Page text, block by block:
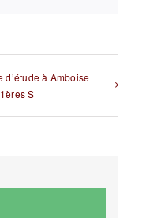
d’étude à Amboise
S